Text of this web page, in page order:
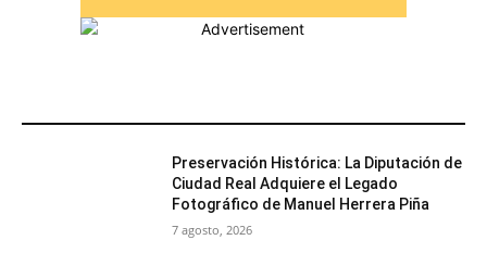
Preservación Histórica: La Diputación de
Ciudad Real Adquiere el Legado
Fotográfico de Manuel Herrera Piña
7 agosto, 2026